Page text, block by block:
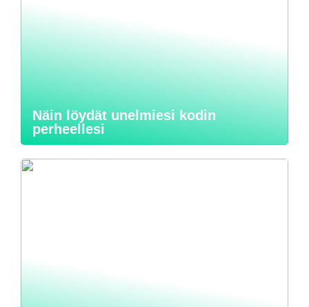
Näin löydät unelmiesi kodin
perheellesi